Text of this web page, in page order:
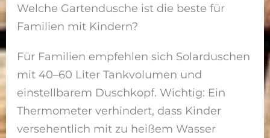
Welche Gartendusche ist die beste für
Familien mit Kindern?
Für Familien empfehlen sich Solarduschen
mit 40–60 Liter Tankvolumen und
einstellbarem Duschkopf. Wichtig: Ein
Thermometer verhindert, dass Kinder
versehentlich mit zu heißem Wasser